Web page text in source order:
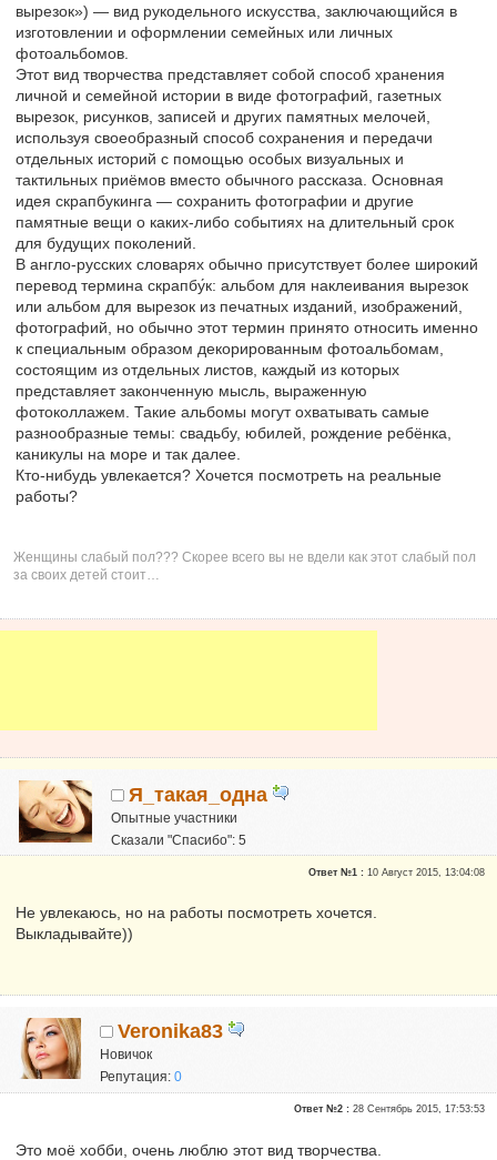
вырезок») — вид рукодельного искусства, заключающийся в
изготовлении и оформлении семейных или личных
фотоальбомов.
Этот вид творчества представляет собой способ хранения
личной и семейной истории в виде фотографий, газетных
вырезок, рисунков, записей и других памятных мелочей,
используя своеобразный способ сохранения и передачи
отдельных историй с помощью особых визуальных и
тактильных приёмов вместо обычного рассказа. Основная
идея скрапбукинга — сохранить фотографии и другие
памятные вещи о каких-либо событиях на длительный срок
для будущих поколений.
В англо-русских словарях обычно присутствует более широкий
перевод термина скрапбу́к: альбом для наклеивания вырезок
или альбом для вырезок из печатных изданий, изображений,
фотографий, но обычно этот термин принято относить именно
к специальным образом декорированным фотоальбомам,
состоящим из отдельных листов, каждый из которых
представляет законченную мысль, выраженную
фотоколлажем. Такие альбомы могут охватывать самые
разнообразные темы: свадьбу, юбилей, рождение ребёнка,
каникулы на море и так далее.
Кто-нибудь увлекается? Хочется посмотреть на реальные
работы?
Женщины слабый пол??? Скорее всего вы не вдели как этот слабый пол
за своих детей стоит…
Я_такая_одна
Опытные участники
Сказали "Спасибо": 5
Ответ №1 :10 Август 2015, 13:04:08
Не увлекаюсь, но на работы посмотреть хочется.
Выкладывайте))
Veronika83
Новичок
Репутация:0
Ответ №2 :28 Сентябрь 2015, 17:53:53
Это моё хобби, очень люблю этот вид творчества.